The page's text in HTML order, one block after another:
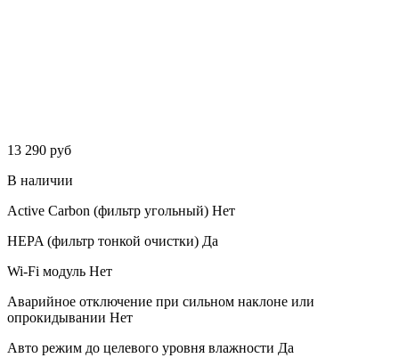
13 290 руб
В наличии
Active Carbon (фильтр угольный) Нет
HEPA (фильтр тонкой очистки) Да
Wi-Fi модуль Нет
Аварийное отключение при сильном наклоне или
опрокидывании Нет
Авто режим до целевого уровня влажности Да